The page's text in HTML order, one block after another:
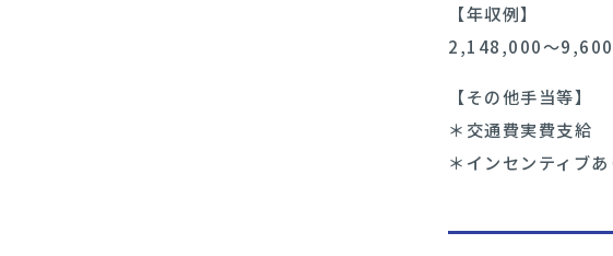
【年収例】
2,148,000〜
【その他手当等】
＊交通費実費支給
＊インセンティブあ